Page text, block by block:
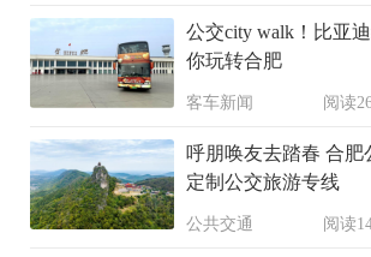
公交city walk！比亚
你玩转合肥
客车新闻 阅读
呼朋唤友去踏春 合肥
定制公交旅游专线
公共交通 阅读